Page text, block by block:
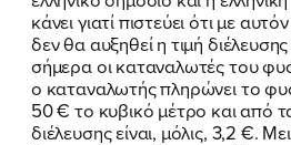
κάνει γιατί πιστεύει ότι με
δεν θα αυξηθεί η τιμή
σήμερα οι καταναλωτές του
ο καταναλωτής πληρώνει το
50 € το κυβικό μέτρο και από
διέλευσης είναι, μόλις, 3,2 €.